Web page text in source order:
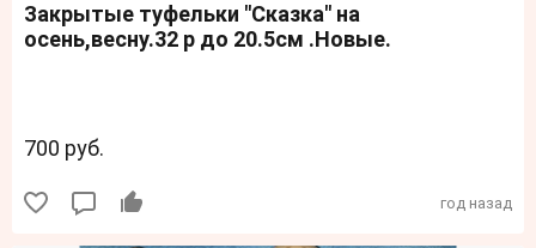
Закрытые туфельки "Сказка" на
осень,весну.32 р до 20.5см .Новые.
700 руб.
год назад